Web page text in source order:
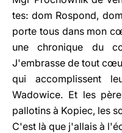
tes: dom Rospond,
porte tous dans mon
une chronique du
J'embrasse de tout
qui accomplissent
Wadowice. Et les
pallotins à Kopiec, les
C'est là que j'allais à